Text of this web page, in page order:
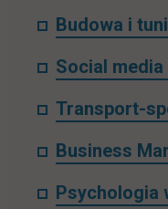
Budowa i
Social
Transport-
Business
Psychologia